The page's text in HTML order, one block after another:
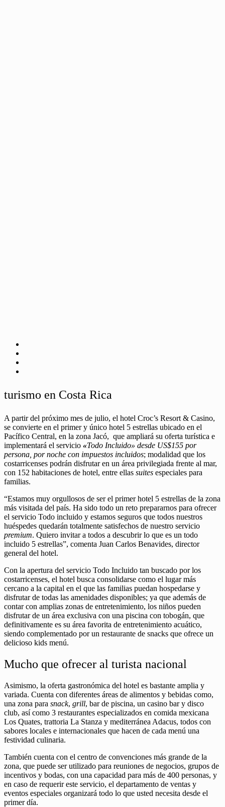
turismo en Costa Rica
A partir del próximo mes de julio, el hotel Croc’s Resort & Casino,
se convierte en el primer y único hotel 5 estrellas ubicado en el
Pacífico Central, en la zona Jacó, que ampliará su oferta turística e
implementará el servicio «Todo Incluido» desde US$155 por
persona, por noche con impuestos incluidos; modalidad que los
costarricenses podrán disfrutar en un área privilegiada frente al mar,
con 152 habitaciones de hotel, entre ellas suites especiales para
familias.
“Estamos muy orgullosos de ser el primer hotel 5 estrellas de la zona
más visitada del país. Ha sido todo un reto prepararnos para ofrecer
el servicio Todo incluido y estamos seguros que todos nuestros
huéspedes quedarán totalmente satisfechos de nuestro servicio
premium. Quiero invitar a todos a descubrir lo que es un todo
incluido 5 estrellas”, comenta Juan Carlos Benavides, director
general del hotel.
Con la apertura del servicio Todo Incluido tan buscado por los
costarricenses, el hotel busca consolidarse como el lugar más
cercano a la capital en el que las familias puedan hospedarse y
disfrutar de todas las amenidades disponibles; ya que además de
contar con amplias zonas de entretenimiento, los niños pueden
disfrutar de un área exclusiva con una piscina con tobogán, que
definitivamente es su área favorita de entretenimiento acuático,
siendo complementado por un restaurante de snacks que ofrece un
delicioso kids menú.
Mucho que ofrecer al turista nacional
Asimismo, la oferta gastronómica del hotel es bastante amplia y
variada. Cuenta con diferentes áreas de alimentos y bebidas como,
una zona para snack, grill, bar de piscina, un casino bar y disco
club, así como 3 restaurantes especializados en comida mexicana
Los Quates, trattoria La Stanza y mediterránea Adacus, todos con
sabores locales e internacionales que hacen de cada menú una
festividad culinaria.
También cuenta con el centro de convenciones más grande de la
zona, que puede ser utilizado para reuniones de negocios, grupos de
incentivos y bodas, con una capacidad para más de 400 personas, y
en caso de requerir este servicio, el departamento de ventas y
eventos especiales organizará todo lo que usted necesita desde el
primer día.